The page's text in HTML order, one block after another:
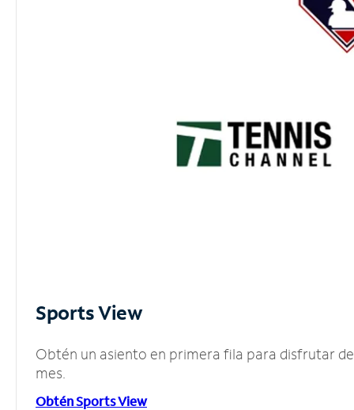
Sports View
Obtén un asiento en primera fila para disfrutar
mes.
Obtén Sports View